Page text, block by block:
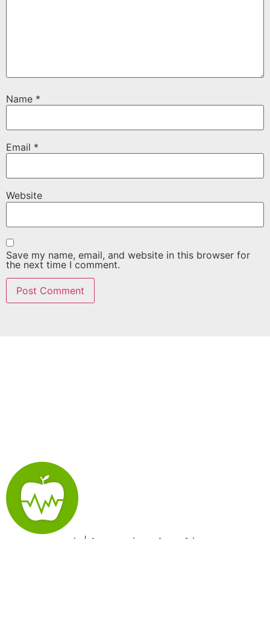
Name *
Email *
Website
Save my name, email, and website in this browser for
the next time I comment.
evexis | Λογισμικό για Διαιτολόγους